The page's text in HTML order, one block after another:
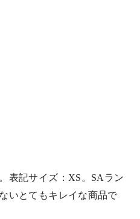
表記サイズ：XS。SAラン
いとてもキレイな商品で